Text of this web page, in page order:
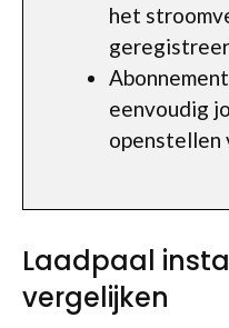
het
eenvoudig
openstellen
Laadpaal
vergelijken